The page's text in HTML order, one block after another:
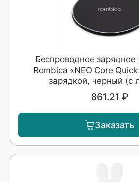
Беспроводное зарядное
Rombica «NEO Core
зарядкой, черный (с
861.21 ₽
Заказать